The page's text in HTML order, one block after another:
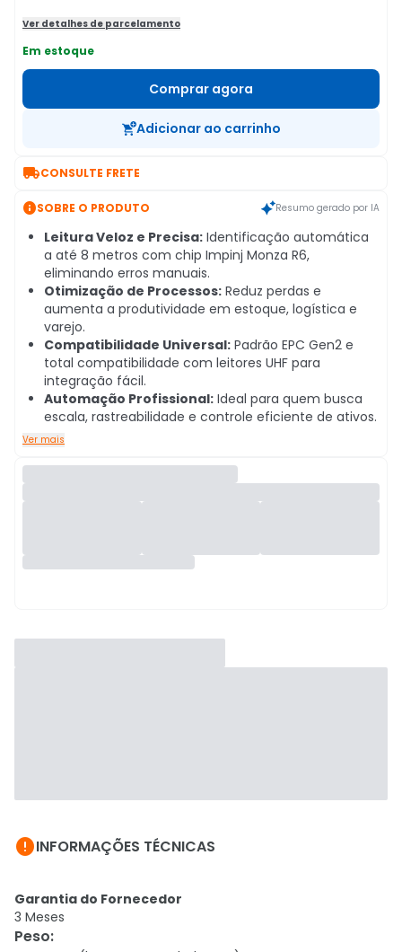
Ver detalhes de parcelamento
Em estoque
Comprar agora
Adicionar ao carrinho
CONSULTE FRETE
SOBRE O PRODUTO Resumo gerado por IA
Leitura Veloz e Precisa: Identificação automática
a até 8 metros com chip Impinj Monza R6,
eliminando erros manuais.
Otimização de Processos: Reduz perdas e
aumenta a produtividade em estoque, logística e
varejo.
Compatibilidade Universal: Padrão EPC Gen2 e
total compatibilidade com leitores UHF para
integração fácil.
Automação Profissional: Ideal para quem busca
escala, rastreabilidade e controle eficiente de ativos.
Ver mais
INFORMAÇÕES TÉCNICAS
Garantia do Fornecedor
3 Meses
Peso: